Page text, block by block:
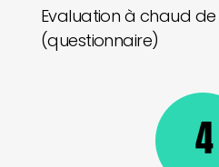
Evaluation à chaud
(questionnaire)
4